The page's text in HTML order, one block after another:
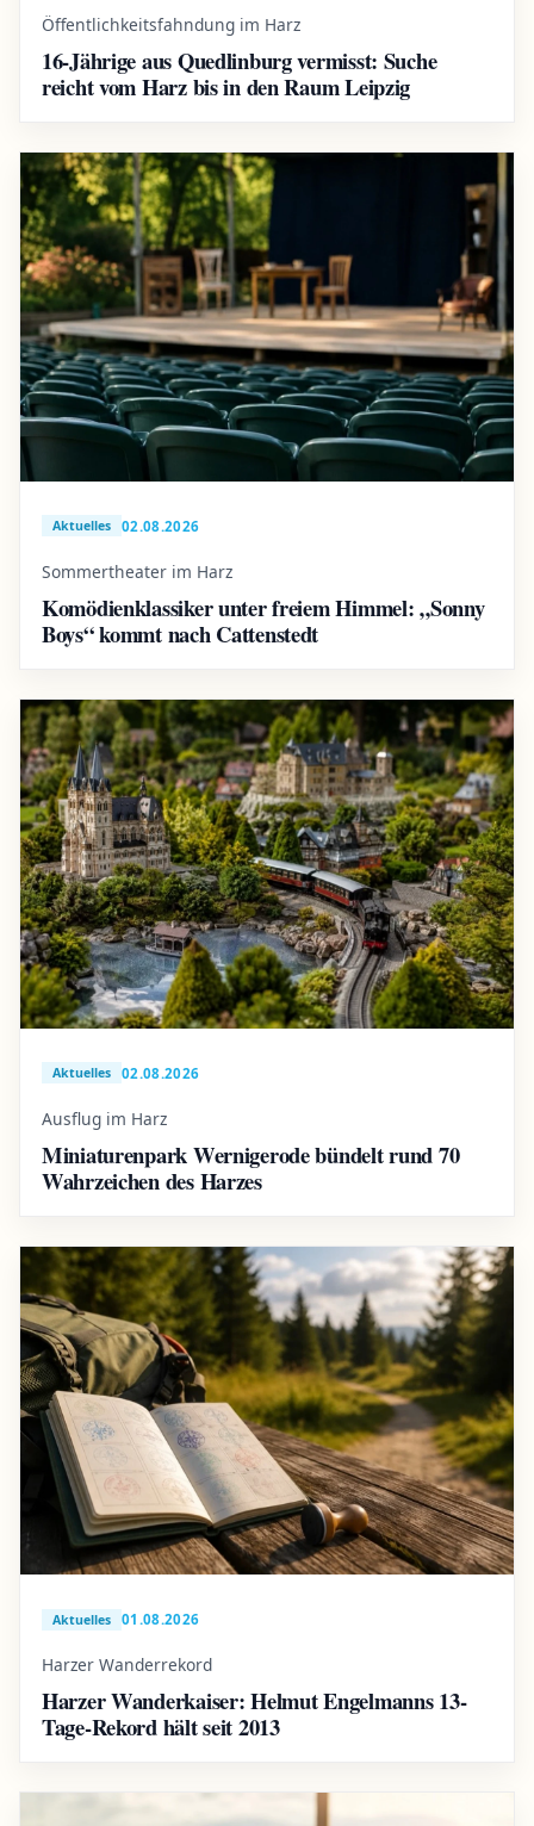
Öffentlichkeitsfahndung im Harz
16-Jährige aus Quedlinburg vermisst: Suche
reicht vom Harz bis in den Raum Leipzig
Aktuelles 02.08.2026
Sommertheater im Harz
Komödienklassiker unter freiem Himmel: „Sonny
Boys“ kommt nach Cattenstedt
Aktuelles 02.08.2026
Ausflug im Harz
Miniaturenpark Wernigerode bündelt rund 70
Wahrzeichen des Harzes
Aktuelles 01.08.2026
Harzer Wanderrekord
Harzer Wanderkaiser: Helmut Engelmanns 13-
Tage-Rekord hält seit 2013